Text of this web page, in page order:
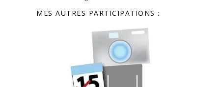
MES AUTRES PARTICIPATIONS :